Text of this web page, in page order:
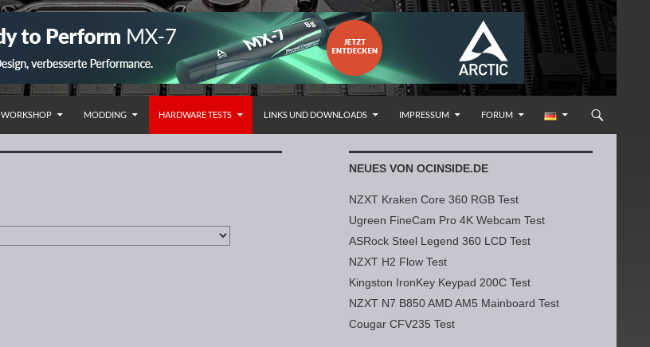
WORKSHOP MODDING HARDWARE TESTS LINKS UND DOWNLOADS IMPRESSUM FORUM
NEUES VON OCINSIDE.DE
NZXT Kraken Core 360 RGB Test
Ugreen FineCam Pro 4K Webcam Test
ASRock Steel Legend 360 LCD Test
NZXT H2 Flow Test
Kingston IronKey Keypad 200C Test
NZXT N7 B850 AMD AM5 Mainboard Test
Cougar CFV235 Test